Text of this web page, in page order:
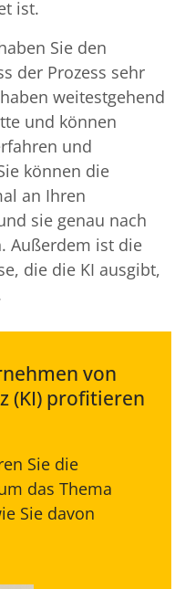
ist.
Sie den
der Prozess sehr
weitestgehend
und können
und
können die
an Ihren
sie genau nach
Außerdem ist die
die die KI ausgibt,
von
(KI) profitieren
Sie die
das Thema
Sie davon